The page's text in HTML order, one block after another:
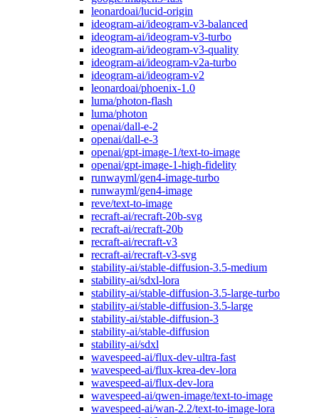
leonardoai/lucid-origin
ideogram-ai/ideogram-v3-balanced
ideogram-ai/ideogram-v3-turbo
ideogram-ai/ideogram-v3-quality
ideogram-ai/ideogram-v2a-turbo
ideogram-ai/ideogram-v2
leonardoai/phoenix-1.0
luma/photon-flash
luma/photon
openai/dall-e-2
openai/dall-e-3
openai/gpt-image-1/text-to-image
openai/gpt-image-1-high-fidelity
runwayml/gen4-image-turbo
runwayml/gen4-image
reve/text-to-image
recraft-ai/recraft-20b-svg
recraft-ai/recraft-20b
recraft-ai/recraft-v3
recraft-ai/recraft-v3-svg
stability-ai/stable-diffusion-3.5-medium
stability-ai/sdxl-lora
stability-ai/stable-diffusion-3.5-large-turbo
stability-ai/stable-diffusion-3.5-large
stability-ai/stable-diffusion-3
stability-ai/stable-diffusion
stability-ai/sdxl
wavespeed-ai/flux-dev-ultra-fast
wavespeed-ai/flux-krea-dev-lora
wavespeed-ai/flux-dev-lora
wavespeed-ai/qwen-image/text-to-image
wavespeed-ai/wan-2.2/text-to-image-lora